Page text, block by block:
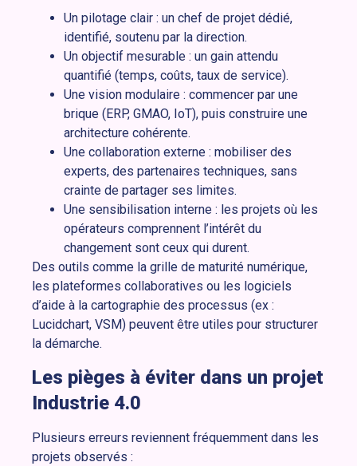
Un pilotage clair : un chef de projet dédié,
identifié, soutenu par la direction.
Un objectif mesurable : un gain attendu
quantifié (temps, coûts, taux de service).
Une vision modulaire : commencer par une
brique (ERP, GMAO, IoT), puis construire une
architecture cohérente.
Une collaboration externe : mobiliser des
experts, des partenaires techniques, sans
crainte de partager ses limites.
Une sensibilisation interne : les projets où les
opérateurs comprennent l’intérêt du
changement sont ceux qui durent.
Des outils comme la grille de maturité numérique,
les plateformes collaboratives ou les logiciels
d’aide à la cartographie des processus (ex :
Lucidchart, VSM) peuvent être utiles pour structurer
la démarche.
Les pièges à éviter dans un projet
Industrie 4.0
Plusieurs erreurs reviennent fréquemment dans les
projets observés :